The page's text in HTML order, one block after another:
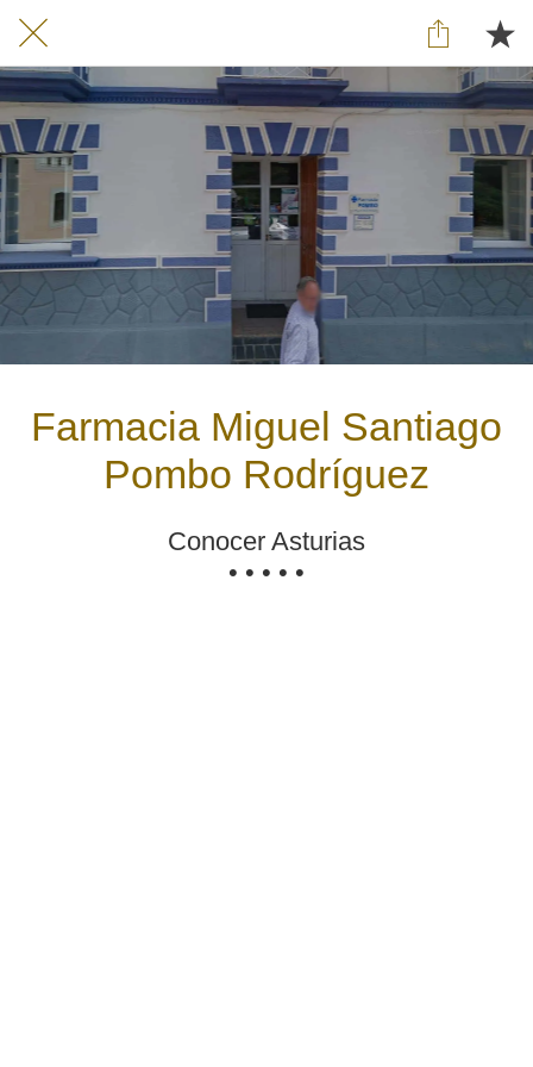
Farmacia Miguel Santiago
Pombo Rodríguez
Conocer Asturias
• • • • •